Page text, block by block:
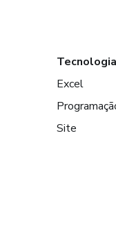
Excel
Site